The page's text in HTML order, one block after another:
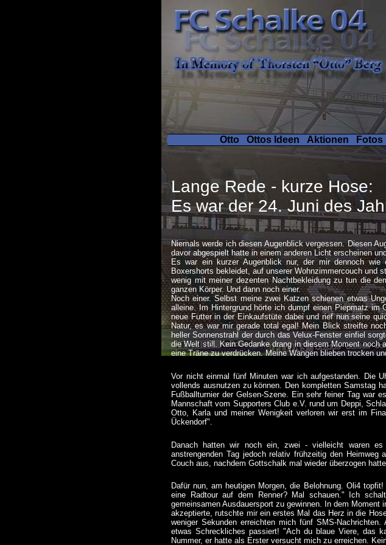
Otto Ottos Ideen Aktionen Fotos
Lange Rede - kurze Hose:
Es war der 24. Juni des
Niemals werde ich diesen Augenblick vergessen. Diesen
davor abgespielt hatte in einem anderen Licht erscheinen
Es war ein kurzer Augenblick nur, der mir dennoch
Boxershorts bekleidet, auf unserer Wohnzimmercouch und
wenig mit meiner dezenten Nachtbekleidung zu tun die
ganzen Körper. Und dann noch einer.
Noch einer. Selbst meine zwei Katzen schienen etwas
alleine. Im Hintergrund hörte ich dumpf einen Piepmatz im
neue Futter in der Einkaufstüte dabei und rief nun seine
Natur, es war mir gerade total egal! Mein Blick streifte
heller Sonnenstrahl der durch das Velux-Fenster einfiel
die Welt still. Kein Gedanke drang in diesem Moment
eine Träne zu verdrücken. Meine Wangen blieben trocken
Vor nicht einmal fünf Minuten war ich aufgestanden. Die
vollends ausnutzen zu können. Den kompletten Samstag
Fußballturnier der Gelsen-Szene. Ein sehr feiner Tag war
Mannschaft vom Supporters Club e.V. rund um Deppi,
Otto, Karla und meiner Wenigkeit verloren wir erst im
Ückendorf".
Danach hatten wir noch ein, zwei - vielleicht waren
anstrengenden Tag jedoch relativ frühzeitig den
Couch aus, nachdem Gottschalk mal wieder überzogen
Dafür nun, am heutigen Morgen, die Belohnung. Oli4
eine Radtour auf dem Renner? Mal schauen." Ich
gemeinsamen Ausdauersport zu gewinnen. In dem
akzeptierte, rutschte mir ein erstes Mal das Herz in die
weniger Sekunden erreichten mich fünf SMS-
etwas Schreckliches passiert! "Ach du blaue Viere, das
Nummer, er hatte als Erster versucht mich zu erreichen.